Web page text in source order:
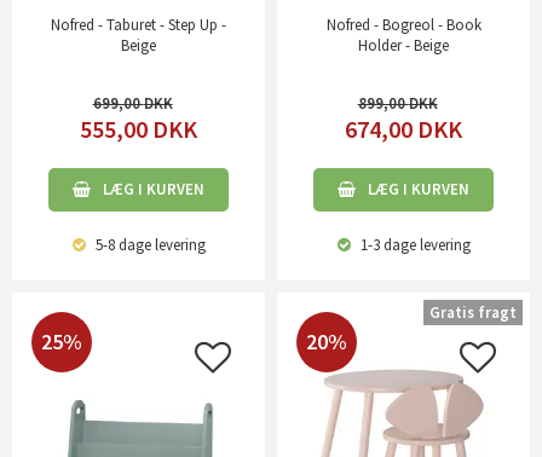
Nofred - Taburet - Step Up -
Beige
699,00
555,00 DKK
LÆG I KURVEN
5-8 dagelevering
Nofred - Bogreol - Book
Holder - Beige
899,00
674,00 DKK
LÆG I KURVEN
1-3 dagelevering
25% 20%
Gratis fragt